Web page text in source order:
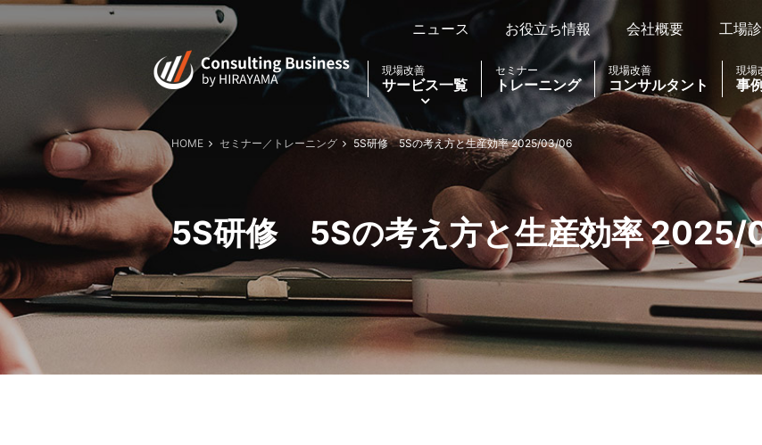
ニュース お役立ち情報 会社概要 工場
現場改善
サービス一覧
セミナー
トレーニング
現場改善
コンサルタント
現場
事例
5S研修 5Sの考え方と生産効率
HOME セミナー／トレーニング 5S研修 5Sの考え方と生産効率 2025/03/06